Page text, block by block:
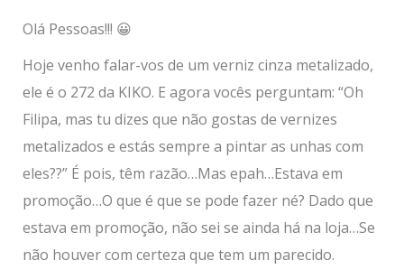
Olá Pessoas!!! 😀
Hoje venho falar-vos de um verniz cinza metalizado,
ele é o 272 da KIKO. E agora vocês perguntam: “Oh
Filipa, mas tu dizes que não gostas de vernizes
metalizados e estás sempre a pintar as unhas com
eles??” É pois, têm razão…Mas epah…Estava em
promoção…O que é que se pode fazer né? Dado que
estava em promoção, não sei se ainda há na loja…Se
não houver com certeza que tem um parecido.